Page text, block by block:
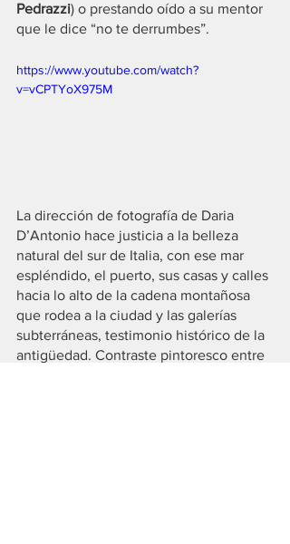
Pedrazzi) o prestando oído a su mentor
que le dice “no te derrumbes”.
https://www.youtube.com/watch?
v=vCPTYoX975M
La dirección de fotografía de Daria
D’Antonio hace justicia a la belleza
natural del sur de Italia, con ese mar
espléndido, el puerto, sus casas y calles
hacia lo alto de la cadena montañosa
que rodea a la ciudad y las galerías
subterráneas, testimonio histórico de la
antigüedad. Contraste pintoresco entre